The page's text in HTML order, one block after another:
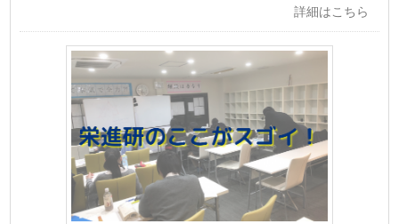
詳細はこちら